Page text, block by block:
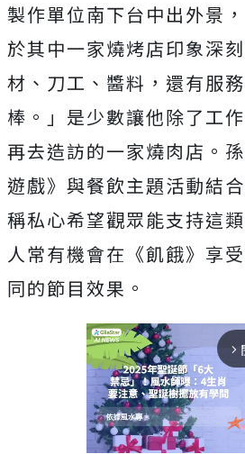
製作單位南下台中出外景，
於其中一家燒烤店印象深
材、刀工、 醬料，還有服
棒。」是少數讓他除了工作
再去造訪的一家燒肉店。
遊戲》 與餐飲主題活動結
稱私心希望觀眾能支持這
人常有機會在《飢餓》享
同的節目效果。
arrow_forward_ios